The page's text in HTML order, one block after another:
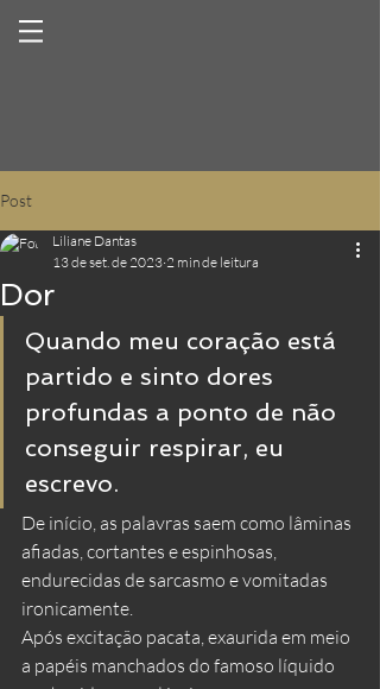
Post
Dor
Liliane Dantas
13 de set. de 2023 2 min de leitura
Quando meu coração está
partido e sinto dores
profundas a ponto de não
conseguir respirar, eu
escrevo.
De início, as palavras saem como lâminas
afiadas, cortantes e espinhosas,
endurecidas de sarcasmo e vomitadas
ironicamente.
Após excitação pacata, exaurida em meio
a papéis manchados do famoso líquido